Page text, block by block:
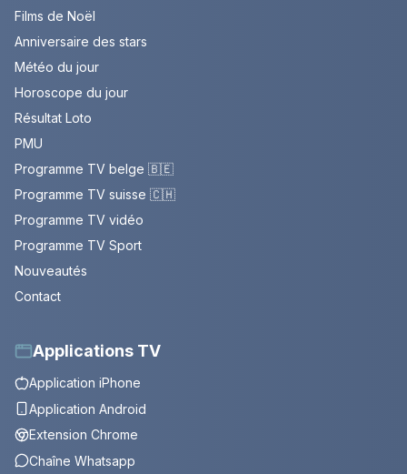
Films de Noël
Anniversaire des stars
Météo du jour
Horoscope du jour
Résultat Loto
PMU
Programme TV belge 🇧🇪
Programme TV suisse 🇨🇭
Programme TV vidéo
Programme TV Sport
Nouveautés
Contact
Applications TV
Application iPhone
Application Android
Extension Chrome
Chaîne Whatsapp